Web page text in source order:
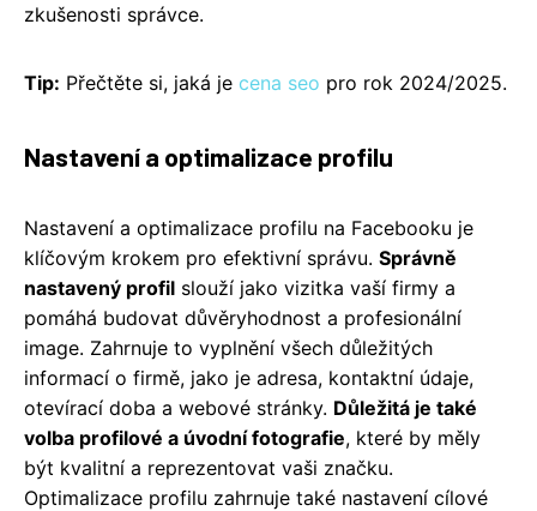
zkušenosti správce.
Tip: Přečtěte si, jaká je cena seo pro rok 2024/2025.
Nastavení a optimalizace profilu
Nastavení a optimalizace profilu na Facebooku je
klíčovým krokem pro efektivní správu. Správně
nastavený profil slouží jako vizitka vaší firmy a
pomáhá budovat důvěryhodnost a profesionální
image. Zahrnuje to vyplnění všech důležitých
informací o firmě, jako je adresa, kontaktní údaje,
otevírací doba a webové stránky. Důležitá je také
volba profilové a úvodní fotografie, které by měly
být kvalitní a reprezentovat vaši značku.
Optimalizace profilu zahrnuje také nastavení cílové